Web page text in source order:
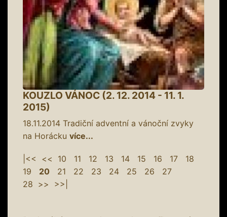
KOUZLO VÁNOC (2. 12. 2014 - 11. 1.
2015)
18.11.2014 Tradiční adventní a vánoční zvyky
na Horácku více...
|<< << 10 11 12 13 14 15 16 17
18
19
20 21 22 23 24 25 26
27
28 >> >>|